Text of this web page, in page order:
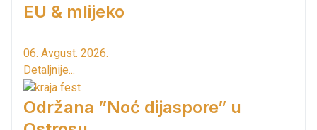
EU & mlijeko
06. Avgust. 2026.
Detaljnije...
Održana ”Noć dijaspore” u